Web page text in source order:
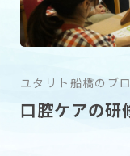
ブログ
会社案内
個人情報保護
ユタリト船橋のブ
口腔ケアの研